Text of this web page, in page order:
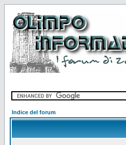
Indice del forum